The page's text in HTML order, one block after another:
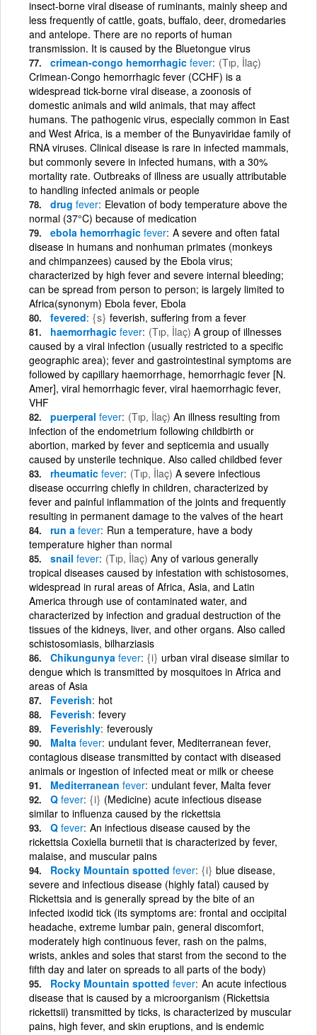
insect-borne viral disease of ruminants, mainly sheep and
less frequently of cattle, goats, buffalo, deer, dromedaries
and antelope. There are no reports of human
transmission. It is caused by the Bluetongue virus
crimean-congo hemorrhagic fever (Tıp, İlaç)
Crimean-Congo hemorrhagic fever (CCHF) is a
widespread tick-borne viral disease, a zoonosis of
domestic animals and wild animals, that may affect
humans. The pathogenic virus, especially common in East
and West Africa, is a member of the Bunyaviridae family of
RNA viruses. Clinical disease is rare in infected mammals,
but commonly severe in infected humans, with a 30%
mortality rate. Outbreaks of illness are usually attributable
to handling infected animals or people
drug fever Elevation of body temperature above the
normal (37°C) because of medication
ebola hemorrhagic fever A severe and often fatal
disease in humans and nonhuman primates (monkeys
and chimpanzees) caused by the Ebola virus;
characterized by high fever and severe internal bleeding;
can be spread from person to person; is largely limited to
Africa(synonym) Ebola fever, Ebola
fevered {s} feverish, suffering from a fever
haemorrhagic fever (Tıp, İlaç) A group of illnesses
caused by a viral infection (usually restricted to a specific
geographic area); fever and gastrointestinal symptoms are
followed by capillary haemorrhage, hemorrhagic fever [N.
Amer], viral hemorrhagic fever, viral haemorrhagic fever,
VHF
puerperal fever (Tıp, İlaç) An illness resulting from
infection of the endometrium following childbirth or
abortion, marked by fever and septicemia and usually
caused by unsterile technique. Also called childbed fever
rheumatic fever (Tıp, İlaç) A severe infectious
disease occurring chiefly in children, characterized by
fever and painful inflammation of the joints and frequently
resulting in permanent damage to the valves of the heart
run a fever Run a temperature, have a body
temperature higher than normal
snail fever (Tıp, İlaç) Any of various generally
tropical diseases caused by infestation with schistosomes,
widespread in rural areas of Africa, Asia, and Latin
America through use of contaminated water, and
characterized by infection and gradual destruction of the
tissues of the kidneys, liver, and other organs. Also called
schistosomiasis, bilharziasis
Chikungunya fever {i} urban viral disease similar to
dengue which is transmitted by mosquitoes in Africa and
areas of Asia
Feverish hot
Feverish fevery
Feverishly feverously
Malta fever undulant fever, Mediterranean fever,
contagious disease transmitted by contact with diseased
animals or ingestion of infected meat or milk or cheese
Mediterranean fever undulant fever, Malta fever
Q fever {i} (Medicine) acute infectious disease
similar to influenza caused by the rickettsia
Q fever An infectious disease caused by the
rickettsia Coxiella burnetii that is characterized by fever,
malaise, and muscular pains
Rocky Mountain spotted fever {i} blue disease,
severe and infectious disease (highly fatal) caused by
Rickettsia and is generally spread by the bite of an
infected ixodid tick (its symptoms are: frontal and occipital
headache, extreme lumbar pain, general discomfort,
moderately high continuous fever, rash on the palms,
wrists, ankles and soles that starst from the second to the
fifth day and later on spreads to all parts of the body)
Rocky Mountain spotted fever An acute infectious
disease that is caused by a microorganism (Rickettsia
rickettsii) transmitted by ticks, is characterized by muscular
pains, high fever, and skin eruptions, and is endemic